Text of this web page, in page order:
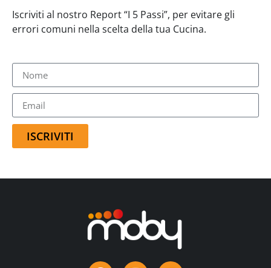
Iscriviti al nostro Report “I 5 Passi”, per evitare gli
errori comuni nella scelta della tua Cucina.
ISCRIVITI